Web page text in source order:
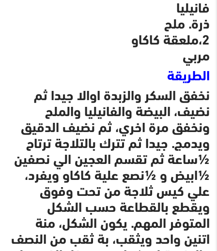
فانيليا
ذرة. ملح
2،ملعقة كاكاو
مربي
الطريقة
نخفق السكر والزبدة اوالا جيدا ثم
نضيف، البيضة والفانيليا والملح
ونخفق مرة اخري، ثم نضيف الدقيق
ويدمج. جيدا ثم تترك بالتلاجة ترتاح
½ساعة ثم تقسم العجين الي نصفين
½ابيض و ½نصع علية كاكاو ويفرد،
علي كيس ثلاجة من تحت وفوق
ويقطع بالقطاعة حسب الشكل
المتوفر المهم. يكون الشكل، منة
اتنين واحد ويثقب، بة ثقب من النصف